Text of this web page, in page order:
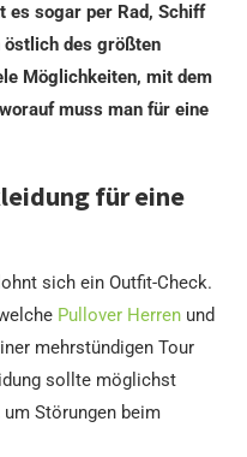
es sogar per Rad, Schiff
östlich des größten
Möglichkeiten, mit dem
muss man für eine
für eine
sich ein Outfit-Check.
Pullover Herren und
mehrstündigen Tour
sollte möglichst
Störungen beim